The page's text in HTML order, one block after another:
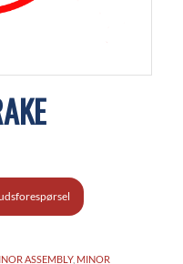
ASSEMBLY, MINOR